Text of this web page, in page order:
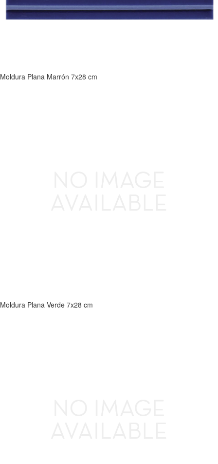
Moldura Plana Marrón 7x28 cm
Moldura Plana Verde 7x28 cm